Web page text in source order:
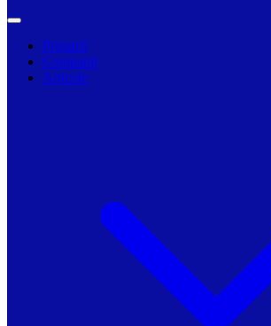
Primarii
Companii
Articole